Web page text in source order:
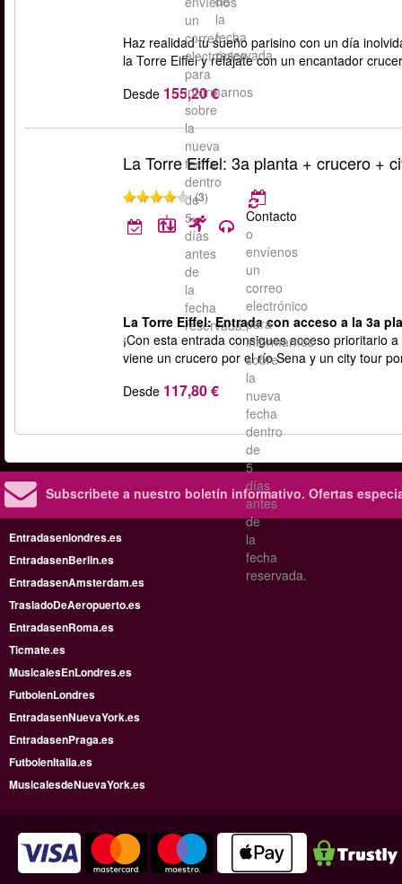
la
fecha
reservada.
un
correo
electrónico
para
informarnos
sobre
la
nueva
fecha
dentro
de
5
días
antes
de
la
fecha
reservada.
Haz realidad tu sueño parisino con un día
la Torre Eiffel y relájate con un encantador
Desde 155,20 €
La Torre Eiffel: 3a planta + crucero +
(3)
Contacto
o
envíenos
un
correo
electrónico
para
informarnos
sobre
la
nueva
fecha
dentro
de
5
días
antes
de
la
fecha
reservada.
La Torre Eiffel: Entrada con acceso a la 3a
¡Con esta entrada consigues acceso prioritario
viene un crucero por el río Sena y un city tour
Desde 117,80 €
Subscribete a nuestro boletín informativo. Ofertas
Entradasenlondres.es
EntradasenBerlin.es
EntradasenAmsterdam.es
TrasladoDeAeropuerto.es
EntradasenRoma.es
Ticmate.es
MusicalesEnLondres.es
FutbolenLondres
EntradasenNuevaYork.es
EntradasenPraga.es
FutbolenItalia.es
MusicalesdeNuevaYork.es